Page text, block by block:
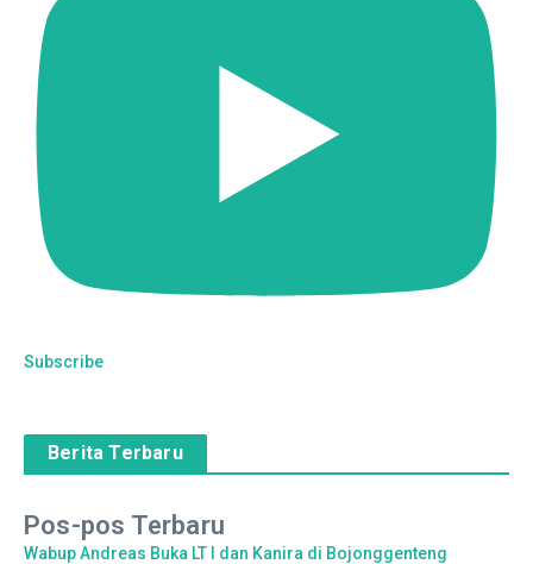
Subscribe
Berita Terbaru
Pos-pos Terbaru
Wabup Andreas Buka LT I dan Kanira di Bojonggenteng